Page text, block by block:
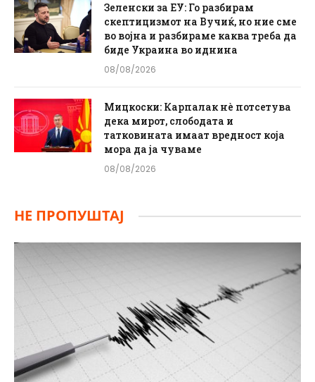
Зеленски за ЕУ: Го разбирам
скептицизмот на Вучиќ, но ние сме
во војна и разбираме каква треба да
биде Украина во иднина
08/08/2026
Мицкоски: Карпалак нè потсетува
дека мирот, слободата и
татковината имаат вредност која
мора да ја чуваме
08/08/2026
НЕ ПРОПУШТАЈ